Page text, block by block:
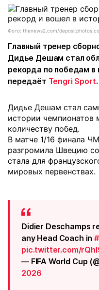
Фото: thenews2.com/
Главный тренер
Дидье Дешам стал
рекорда по победам в
передаёт Tengri Sport.
Дидье Дешам стал
истории чемпионатов
количеству побед.
В матче 1/16 финала
разгромила Швецию
стала для
мировых первенствах.
Didier Deschamps
any Head Coach in
pic.twitter.com/
— FIFA World Cup
2026